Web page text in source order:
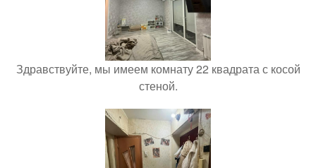
Здравствуйте, мы имеем комнату 22 квадрата с косой
стеной.